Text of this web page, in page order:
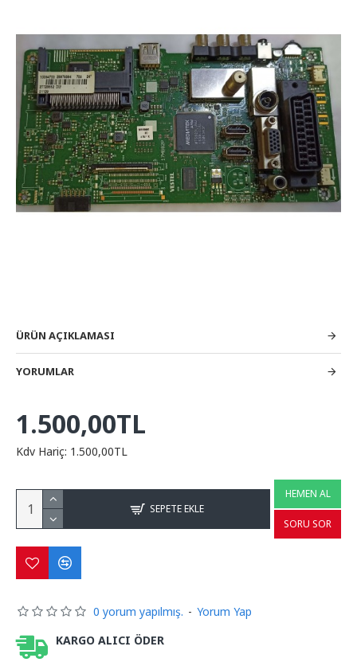
ÜRÜN AÇIKLAMASI
YORUMLAR
KARGO ALICI ÖDER
0 yorum yapılmış. - Yorum Yap
1.500,00TL
Kdv Hariç: 1.500,00TL
SEPETE EKLE
HEMEN AL
SORU SOR